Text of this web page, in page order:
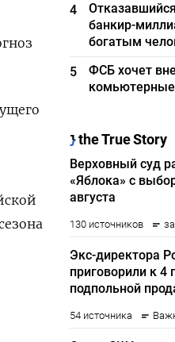
4
банкир-
богатым
5
ФСБ хочет